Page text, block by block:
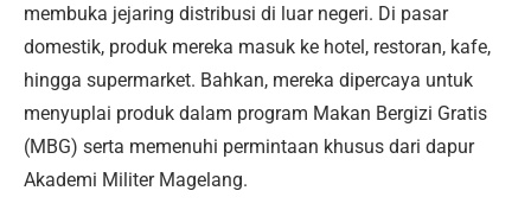
membuka jejaring distribusi di luar negeri. Di pasar
domestik, produk mereka masuk ke hotel, restoran, kafe,
hingga supermarket. Bahkan, mereka dipercaya untuk
menyuplai produk dalam program Makan Bergizi Gratis
(MBG) serta memenuhi permintaan khusus dari dapur
Akademi Militer Magelang.